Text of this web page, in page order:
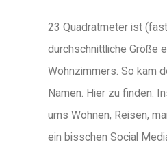
23 Quadratmeter ist
durchschnittliche Größe
Wohnzimmers. So kam
Namen. Hier zu finden:
ums Wohnen, Reisen,
ein bisschen Social